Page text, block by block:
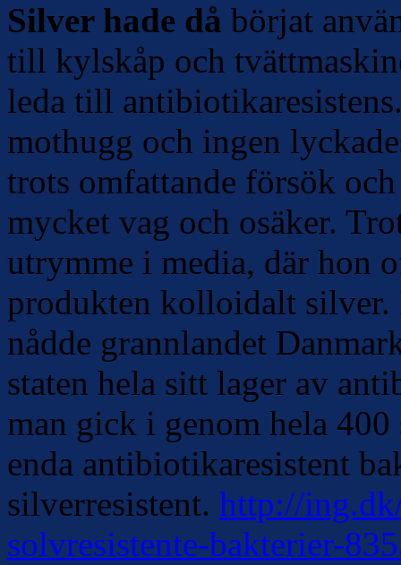
Silver hade då börjat
till kylskåp och
leda till
mothugg och ingen
trots omfattande försök
mycket vag och osäker.
utrymme i media, där hon
produkten kolloidalt silver.
nådde grannlandet
staten hela sitt lager av
man gick i genom hela
enda antibiotikaresistent
silverresistent. http://
solvresistente-bakterier-